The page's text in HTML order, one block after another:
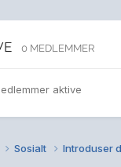
0 MEDLEMMER
aktive
Sosialt Introduser